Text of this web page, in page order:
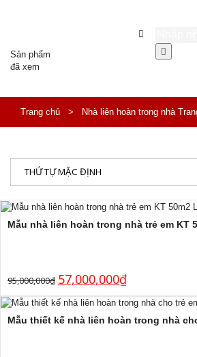
Sản phẩm
đã xem
Trang chủ > Nhà liên hoàn trong nhà
THỨ TỰ MẶC ĐỊNH
Mẫu nhà liên hoàn trong nhà trẻ em KT
95,000,000₫ 57,000,000₫
Mẫu thiết kế nhà liên hoàn trong nhà